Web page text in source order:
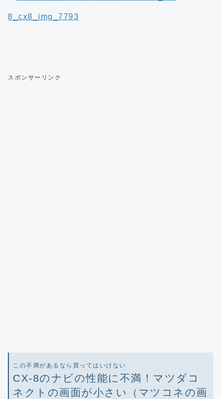
スポンサーリンク
この不満があるなら買ってはいけない
CX-8のナビの性能に不満！マツダコ
ネクトの画面が小さい（マツコネの画